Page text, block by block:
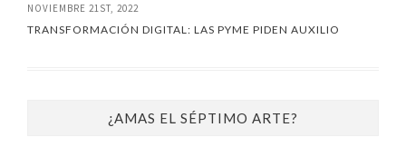
NOVIEMBRE 21ST, 2022
TRANSFORMACIÓN DIGITAL: LAS PYME PIDEN AUXILIO
¿AMAS EL SÉPTIMO ARTE?